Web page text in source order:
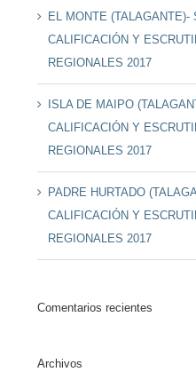
EL MONTE (TALAGANTE)-
CALIFICACIÓN Y
REGIONALES 2017
ISLA DE MAIPO
CALIFICACIÓN Y
REGIONALES 2017
PADRE HURTADO
CALIFICACIÓN Y
REGIONALES 2017
Comentarios recientes
Archivos